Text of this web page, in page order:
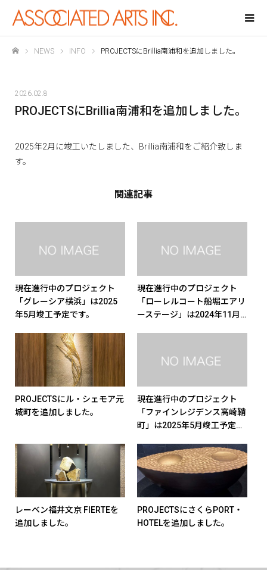
NEWS INFO PROJECTSにBrillia南浦和を追加しました。
2026.02.8
PROJECTSにBrillia南浦和を追加しました。
2025年2月に竣工いたしました、 Brillia南浦和をご紹介致しま
す。
関連記事
現在進行中のプロジェクト
「グレーシア横浜」は2025
年5月竣工予定です。
現在進行中のプロジェクト
「ローレルコート船堀エアリ
ーステージ」は2024年11月
PROJECTSにル・シェモア元
城町を追加しました。
現在進行中のプロジェクト
「ファインレジデンス高崎鞘
町」は2025年5月竣工予定で
レーベン福井文京 FIERTEを
追加しました。
PROJECTSにさくらPORT・
HOTELを追加しました。